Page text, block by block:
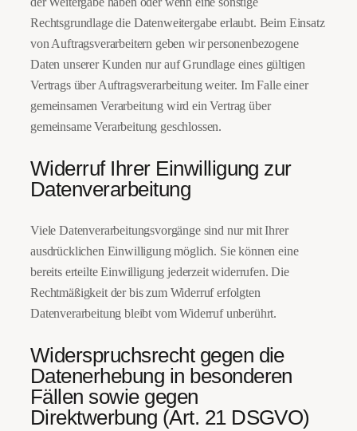
Rechtsgrundlage die Datenweitergabe erlaubt. Beim Einsatz
von Auftragsverarbeitern geben wir personenbezogene
Daten unserer Kunden nur auf Grundlage eines gültigen
Vertrags über Auftragsverarbeitung weiter. Im Falle einer
gemeinsamen Verarbeitung wird ein Vertrag über
gemeinsame Verarbeitung geschlossen.
Widerruf Ihrer Einwilligung zur
Datenverarbeitung
Viele Datenverarbeitungsvorgänge sind nur mit Ihrer
ausdrücklichen Einwilligung möglich. Sie können eine
bereits erteilte Einwilligung jederzeit widerrufen. Die
Rechtmäßigkeit der bis zum Widerruf erfolgten
Datenverarbeitung bleibt vom Widerruf unberührt.
Widerspruchsrecht gegen die
Datenerhebung in besonderen
Fällen sowie gegen
Direktwerbung (Art. 21 DSGVO)